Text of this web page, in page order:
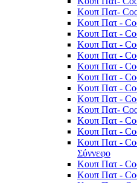
Κουπ Πατ-
Κουπ Πατ -
Κουπ Πατ -
Κουπ Πατ -
Κουπ Πατ -
Κουπ Πατ -
Κουπ Πατ -
Κουπ Πατ -
Κουπ Πατ -
Κουπ Πατ-
Κουπ Πατ -
Κουπ Πατ -
Κουπ Πατ -
Σύννεφο
Κουπ Πατ -
Κουπ Πατ -